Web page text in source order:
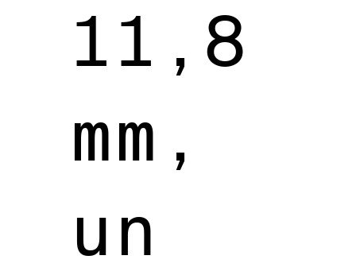
11,8
mm,
un